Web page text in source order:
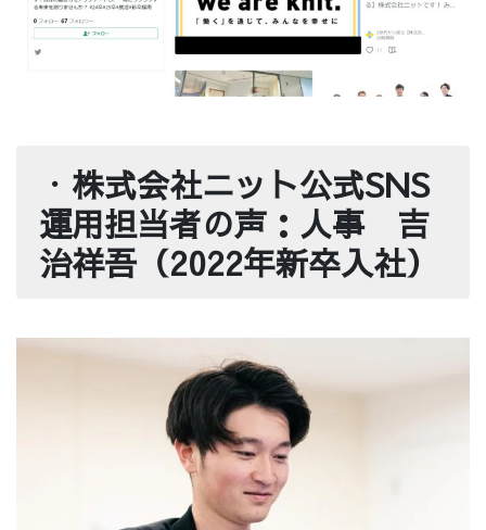
・ 株式会社ニット公式SNS
運用担当者の声：人事 吉
治祥吾（2022年新卒入社）